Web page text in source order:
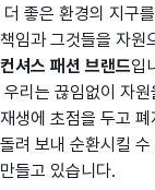
더 좋은 환경의 지구
책임과 그것들을 자원
컨셔스 패션 브랜드입
우리는 끊임없이 자
재생에 초점을 두고
돌려 보내 순환시킬
만들고 있습니다.